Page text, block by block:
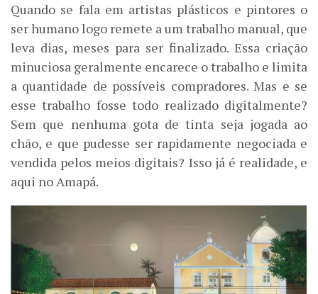
Quando se fala em artistas plásticos e pintores o
ser humano logo remete a um trabalho manual, que
leva dias, meses para ser finalizado. Essa criação
minuciosa geralmente encarece o trabalho e limita
a quantidade de possíveis compradores. Mas e se
esse trabalho fosse todo realizado digitalmente?
Sem que nenhuma gota de tinta seja jogada ao
chão, e que pudesse ser rapidamente negociada e
vendida pelos meios digitais? Isso já é realidade, e
aqui no Amapá.